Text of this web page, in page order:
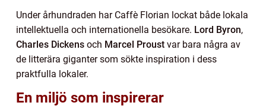
Under århundraden har Caffè Florian lockat både lokala
intellektuella och internationella besökare. Lord Byron,
Charles Dickens och Marcel Proust var bara några av
de litterära giganter som sökte inspiration i dess
praktfulla lokaler.
En miljö som inspirerar